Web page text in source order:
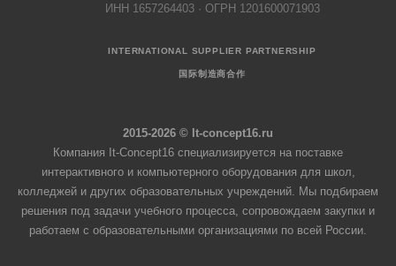
ИНН 1657264403 · ОГРН 1201600071903
INTERNATIONAL SUPPLIER PARTNERSHIP
国际制造商合作
2015-2026 © It-concept16.ru
Компания It-Concept16 специализируется на поставке
интерактивного и компьютерного оборудования для школ,
колледжей и других образовательных учреждений. Мы подбираем
решения под задачи учебного процесса, сопровождаем закупки и
работаем с образовательными организациями по всей России.